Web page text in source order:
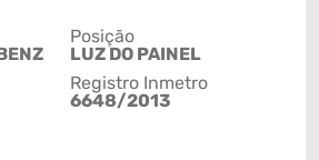
Posição
LUZ DO PAINEL
Registro Inmetro
6648/2013